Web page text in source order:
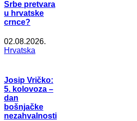
Srbe pretvara
u hrvatske
crnce?
02.08.2026.
Hrvatska
Josip Vričko:
5. kolovoza –
dan
bošnjačke
nezahvalnosti